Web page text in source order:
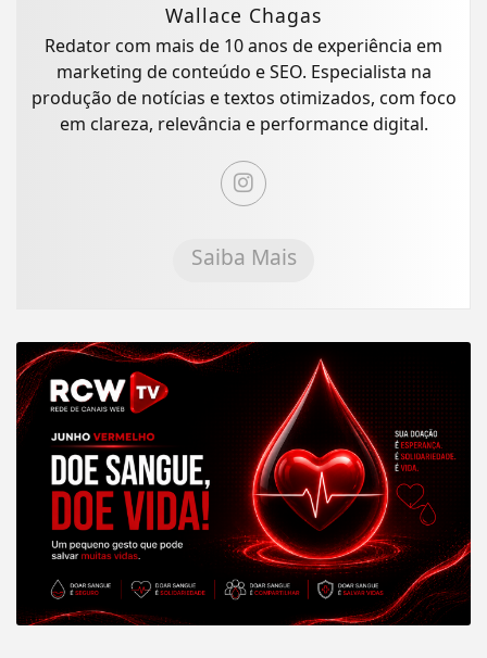
Wallace Chagas
Redator com mais de 10 anos de experiência em
marketing de conteúdo e SEO. Especialista na
produção de notícias e textos otimizados, com foco
em clareza, relevância e performance digital.
Saiba Mais